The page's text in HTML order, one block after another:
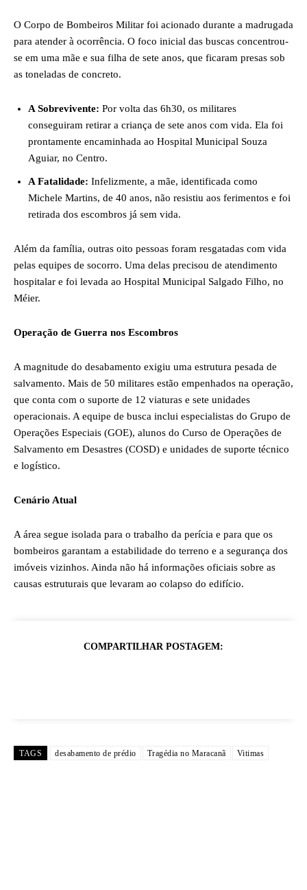
O Corpo de Bombeiros Militar foi acionado durante a madrugada
para atender à ocorrência. O foco inicial das buscas concentrou-
se em uma mãe e sua filha de sete anos, que ficaram presas sob
as toneladas de concreto.
A Sobrevivente: Por volta das 6h30, os militares
conseguiram retirar a criança de sete anos com vida. Ela foi
prontamente encaminhada ao Hospital Municipal Souza
Aguiar, no Centro.
A Fatalidade: Infelizmente, a mãe, identificada como
Michele Martins, de 40 anos, não resistiu aos ferimentos e foi
retirada dos escombros já sem vida.
Além da família, outras oito pessoas foram resgatadas com vida
pelas equipes de socorro. Uma delas precisou de atendimento
hospitalar e foi levada ao Hospital Municipal Salgado Filho, no
Méier.
Operação de Guerra nos Escombros
A magnitude do desabamento exigiu uma estrutura pesada de
salvamento. Mais de 50 militares estão empenhados na operação,
que conta com o suporte de 12 viaturas e sete unidades
operacionais. A equipe de busca inclui especialistas do Grupo de
Operações Especiais (GOE), alunos do Curso de Operações de
Salvamento em Desastres (COSD) e unidades de suporte técnico
e logístico.
Cenário Atual
A área segue isolada para o trabalho da perícia e para que os
bombeiros garantam a estabilidade do terreno e a segurança dos
imóveis vizinhos. Ainda não há informações oficiais sobre as
causas estruturais que levaram ao colapso do edifício.
COMPARTILHAR POSTAGEM:
TAGS desabamento de prédio Tragédia no Maracanã Vitimas